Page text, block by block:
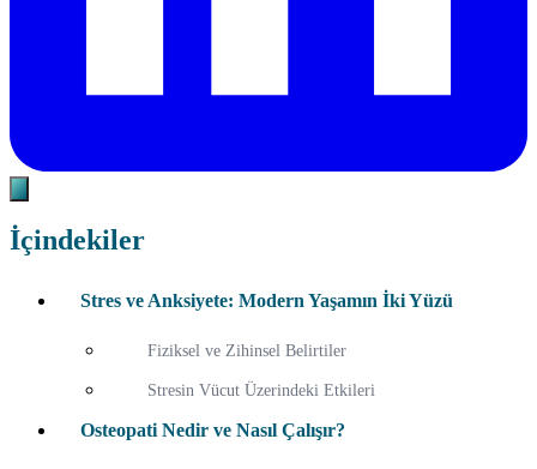
İçindekiler
Stres ve Anksiyete: Modern Yaşamın İki Yüzü
Fiziksel ve Zihinsel Belirtiler
Stresin Vücut Üzerindeki Etkileri
Osteopati Nedir ve Nasıl Çalışır?